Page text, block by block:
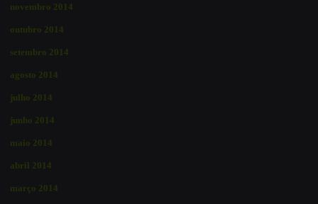
novembro 2014
outubro 2014
setembro 2014
agosto 2014
julho 2014
junho 2014
maio 2014
abril 2014
março 2014